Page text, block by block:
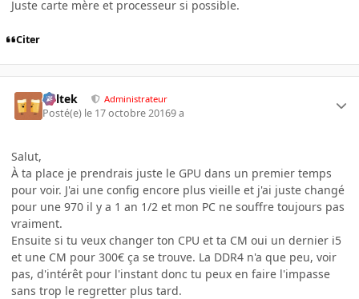
Juste carte mère et processeur si possible.
Citer
Soltek Administrateur
Posté(e) le 17 octobre 20169 a
Salut,
À ta place je prendrais juste le GPU dans un premier temps
pour voir. J'ai une config encore plus vieille et j'ai juste changé
pour une 970 il y a 1 an 1/2 et mon PC ne souffre toujours pas
vraiment.
Ensuite si tu veux changer ton CPU et ta CM oui un dernier i5
et une CM pour 300€ ça se trouve. La DDR4 n'a que peu, voir
pas, d'intérêt pour l'instant donc tu peux en faire l'impasse
sans trop le regretter plus tard.